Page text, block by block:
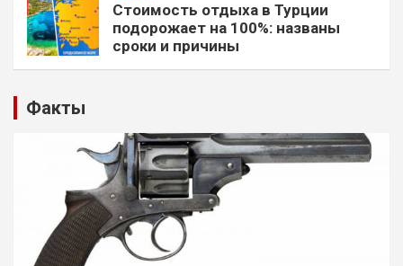
Стоимость отдыха в Турции
подорожает на 100%: названы
сроки и причины
Факты